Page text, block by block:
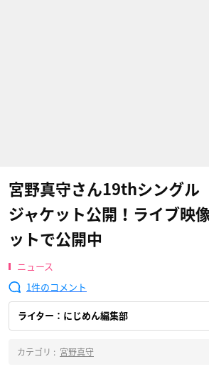
宮野真守さん19thシングル
ジャケット公開！ライブ映
ットで公開中
ニュース
1
ライター：にじめん編集部
カテゴリ : 宮野真守